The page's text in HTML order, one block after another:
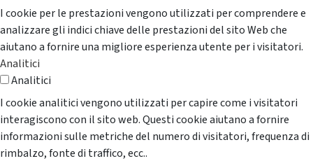
I cookie per le prestazioni vengono utilizzati per comprendere e
analizzare gli indici chiave delle prestazioni del sito Web che
aiutano a fornire una migliore esperienza utente per i visitatori.
Analitici
Analitici
I cookie analitici vengono utilizzati per capire come i visitatori
interagiscono con il sito web. Questi cookie aiutano a fornire
informazioni sulle metriche del numero di visitatori, frequenza di
rimbalzo, fonte di traffico, ecc..